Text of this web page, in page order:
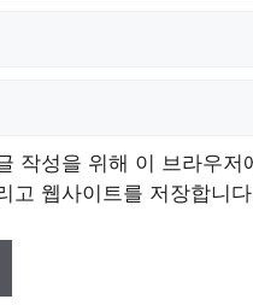
작성을 위해 이 브라우저
고 웹사이트를 저장합니